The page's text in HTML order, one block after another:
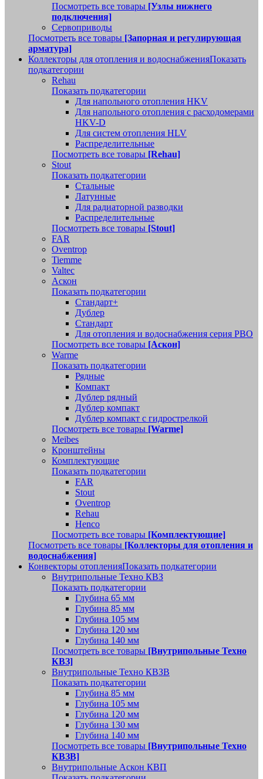
Посмотреть все товары [Узлы нижнего
подключения]
Сервоприводы
Посмотреть все товары [Запорная и регулирующая
арматура]
Коллекторы для отопления и водоснабженияПоказать
подкатегории
Rehau
Показать подкатегории
Для напольного отопления HKV
Для напольного отопления с расходомерами
HKV-D
Для систем отопления HLV
Распределительные
Посмотреть все товары [Rehau]
Stout
Показать подкатегории
Стальные
Латунные
Для радиаторной разводки
Распределительные
Посмотреть все товары [Stout]
FAR
Oventrop
Tiemme
Valtec
Аскон
Показать подкатегории
Стандарт+
Дублер
Стандарт
Для отопления и водоснабжения серия РВО
Посмотреть все товары [Аскон]
Warme
Показать подкатегории
Рядные
Компакт
Дублер рядный
Дублер компакт
Дублер компакт с гидрострелкой
Посмотреть все товары [Warme]
Meibes
Кронштейны
Комплектующие
Показать подкатегории
FAR
Stout
Oventrop
Rehau
Henco
Посмотреть все товары [Комплектующие]
Посмотреть все товары [Коллекторы для отопления и
водоснабжения]
Конвекторы отопленияПоказать подкатегории
Внутрипольные Техно КВЗ
Показать подкатегории
Глубина 65 мм
Глубина 85 мм
Глубина 105 мм
Глубина 120 мм
Глубина 140 мм
Посмотреть все товары [Внутрипольные Техно
КВЗ]
Внутрипольные Техно КВЗВ
Показать подкатегории
Глубина 85 мм
Глубина 105 мм
Глубина 120 мм
Глубина 130 мм
Глубина 140 мм
Посмотреть все товары [Внутрипольные Техно
КВЗВ]
Внутрипольные Аскон КВП